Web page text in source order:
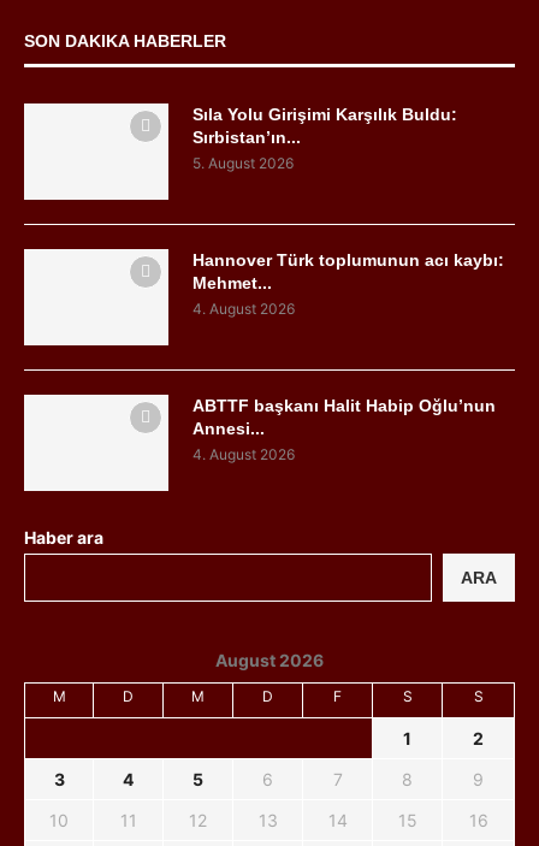
SON DAKIKA HABERLER
Sıla Yolu Girişimi Karşılık Buldu:
Sırbistan’ın...
5. August 2026
Hannover Türk toplumunun acı kaybı:
Mehmet...
4. August 2026
ABTTF başkanı Halit Habip Oğlu’nun
Annesi...
4. August 2026
Haber ara
ARA
August 2026
M D M D F S S
1
2
3
4 5 6 7 8
9
10
11 12 13 14 15 16